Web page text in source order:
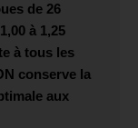
de 26
à 1,25
à tous les
conserve la
aux